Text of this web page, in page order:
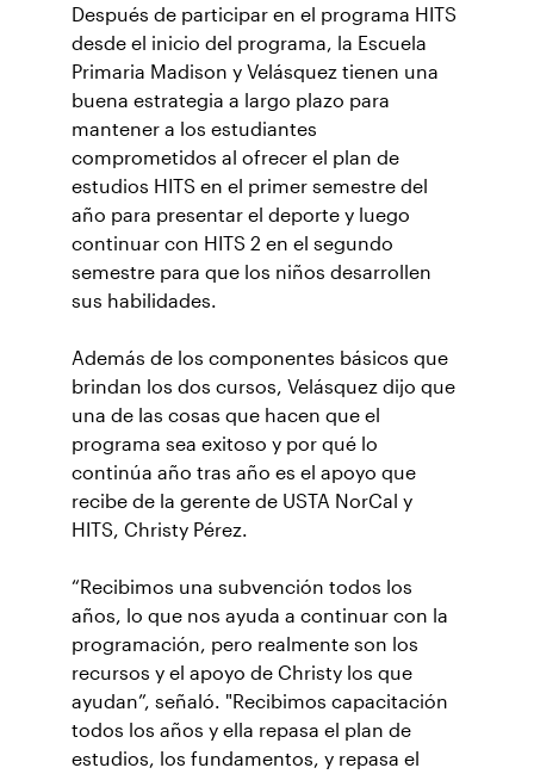
Después de participar en el programa HITS
desde el inicio del programa, la Escuela
Primaria Madison y Velásquez tienen una
buena estrategia a largo plazo para
mantener a los estudiantes
comprometidos al ofrecer el plan de
estudios HITS en el primer semestre del
año para presentar el deporte y luego
continuar con HITS 2 en el segundo
semestre para que los niños desarrollen
sus habilidades.
Además de los componentes básicos que
brindan los dos cursos, Velásquez dijo que
una de las cosas que hacen que el
programa sea exitoso y por qué lo
continúa año tras año es el apoyo que
recibe de la gerente de USTA NorCal y
HITS, Christy Pérez.
“Recibimos una subvención todos los
años, lo que nos ayuda a continuar con la
programación, pero realmente son los
recursos y el apoyo de Christy los que
ayudan”, señaló. "Recibimos capacitación
todos los años y ella repasa el plan de
estudios, los fundamentos, y repasa el